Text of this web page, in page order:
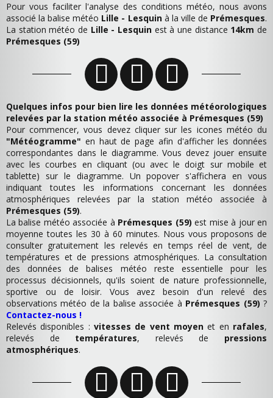
Pour vous faciliter l'analyse des conditions météo, nous avons
associé la balise météo Lille - Lesquinà la ville de Prémesques.
La station météo de Lille - Lesquin est à une distance 14km de
Prémesques (59)
Quelques infos pour bien lire les données météorologiques
relevées par la station météo associée à Prémesques (59)
Pour commencer, vous devez cliquer sur les icones météo du
"Météogramme" en haut de page afin d'afficher les données
correspondantes dans le diagramme. Vous devez jouer ensuite
avec les courbes en cliquant (ou avec le doigt sur mobile et
tablette) sur le diagramme. Un popover s'affichera en vous
indiquant toutes les informations concernant les données
atmosphériques relevées par la station météo associée à
Prémesques (59).
La balise météo associée à Prémesques (59) est mise à jour en
moyenne toutes les 30 à 60 minutes. Nous vous proposons de
consulter gratuitement les relevés en temps réel de vent, de
températures et de pressions atmosphériques. La consultation
des données de balises météo reste essentielle pour les
processus décisionnels, qu'ils soient de nature professionnelle,
sportive ou de loisir. Vous avez besoin d'un relevé des
observations météo de la balise associée à Prémesques (59) ?
Contactez-nous !
Relevés disponibles : vitesses de vent moyen et en rafales,
relevés de températures, relevés de pressions
atmosphériques.